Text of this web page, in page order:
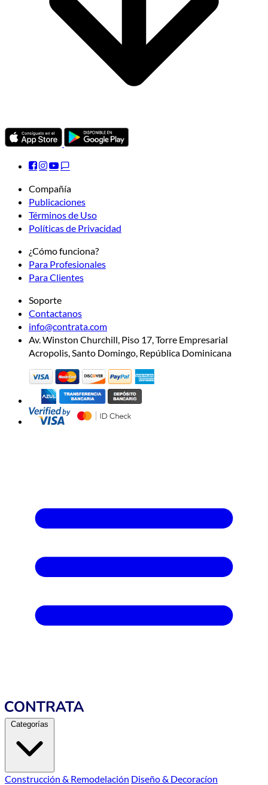
Compañía
Publicaciones
Términos de Uso
Políticas de Privacidad
¿Cómo funciona?
Para Profesionales
Para Clientes
Soporte
Contactanos
info@contrata.com
Av. Winston Churchill, Piso 17, Torre Empresarial
Acropolis, Santo Domingo, República Dominicana
Categorías
Construcción & Remodelación Diseño & Decoracíon